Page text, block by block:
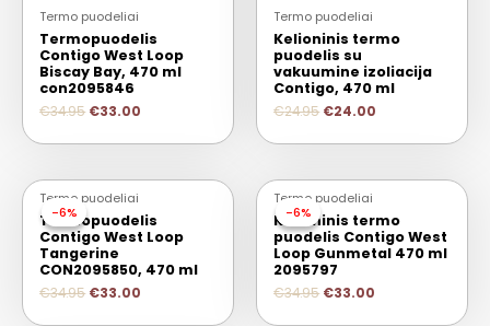
Termo puodeliai
Termopuodelis
Contigo West Loop
Biscay Bay, 470 ml
con2095846
€34.95 €33.00
Termo puodeliai
Kelioninis termo
puodelis su
vakuumine izoliacija
Contigo, 470 ml
€24.95 €24.00
-6%
-6%
Termo puodeliai
Termopuodelis
Contigo West Loop
Tangerine
CON2095850, 470 ml
€34.95 €33.00
-6%
-6%
Termo puodeliai
Kelioninis termo
puodelis Contigo West
Loop Gunmetal 470 ml
2095797
€34.95 €33.00